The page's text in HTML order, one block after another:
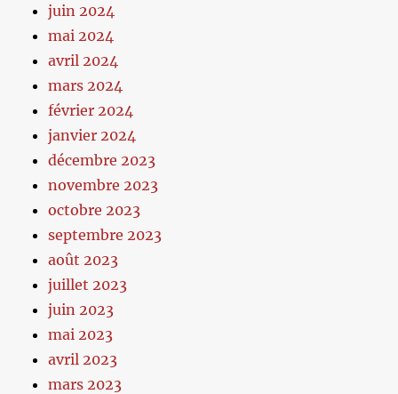
juin 2024
mai 2024
avril 2024
mars 2024
février 2024
janvier 2024
décembre 2023
novembre 2023
octobre 2023
septembre 2023
août 2023
juillet 2023
juin 2023
mai 2023
avril 2023
mars 2023